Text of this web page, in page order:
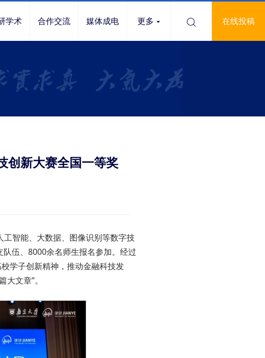
学术 合作交流 媒体成电 更多 在线投稿
创新大赛全国一等奖
智能、大数据、图像识别等数字技
伍、8000余名师生报名参加。经过
学子创新精神，推动金融科技发
文章”。